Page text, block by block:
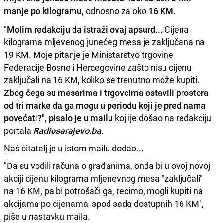
manje po kilogramu, odnosno za oko 16 KM.
"Molim redakciju da istraži ovaj apsurd... Cijena
kilograma mljevenog junećeg mesa je zaključana na
19 KM. Moje pitanje je Ministarstvo trgovine
Federacije Bosne i Hercegovine zašto nisu cijenu
zaključali na 16 KM, koliko se trenutno može kupiti.
Zbog čega su mesarima i trgovcima ostavili prostora
od tri marke da ga mogu u periodu koji je pred nama
povećati?", pisalo je u mailu koj ije došao na redakciju
portala Radiosarajevo.ba.
Naš čitatelj je u istom mailu dodao...
"Da su vodili računa o građanima, onda bi u ovoj novoj
akciji cijenu kilograma mljenevnog mesa "zaključali"
na 16 KM, pa bi potrošači ga, recimo, mogli kupiti na
akcijama po cijenama ispod sada dostupnih 16 KM",
piše u nastavku maila.